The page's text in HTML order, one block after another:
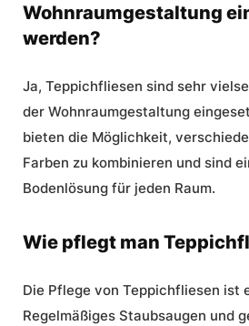
Wohnraumgestaltung
werden?
Ja, Teppichfliesen sind sehr
der Wohnraumgestaltung
bieten die Möglichkeit,
Farben zu kombinieren und sind
Bodenlösung für jeden Raum.
Wie pflegt man
Die Pflege von Teppichfliesen ist
Regelmäßiges Staubsaugen und